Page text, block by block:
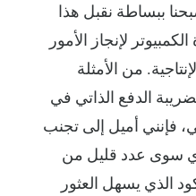
ببساطة نقبل هذا
لإنجاز الأمور
من الأمثلة
الدفع الذاتي في
فإنني أميل إلى تجنب
سوى عدد قليل من
الذي يسهل العثور